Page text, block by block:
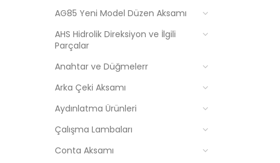
AG85 Yeni Model Düzen Aksamı
AHS Hidrolik Direksiyon ve İlgili
Parçalar
Anahtar ve Düğmelerr
Arka Çeki Aksamı
Aydınlatma Ürünleri
Çalışma Lambaları
Conta Aksamı